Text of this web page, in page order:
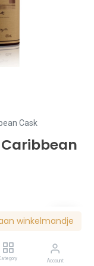
winkelmandje
Account
Cask